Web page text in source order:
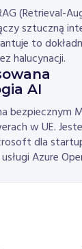
(Retrieval-
sztuczną
to
halucynacji.
AI
bezpiecznym
w UE.
dla
Azure